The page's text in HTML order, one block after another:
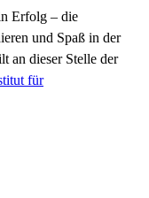
Erfolg – die
und Spaß in der
an dieser Stelle der
für